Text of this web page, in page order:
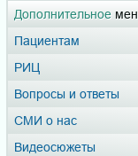
Дополнительное
Пациентам
РИЦ
Вопросы и ответы
СМИ о нас
Видеосюжеты